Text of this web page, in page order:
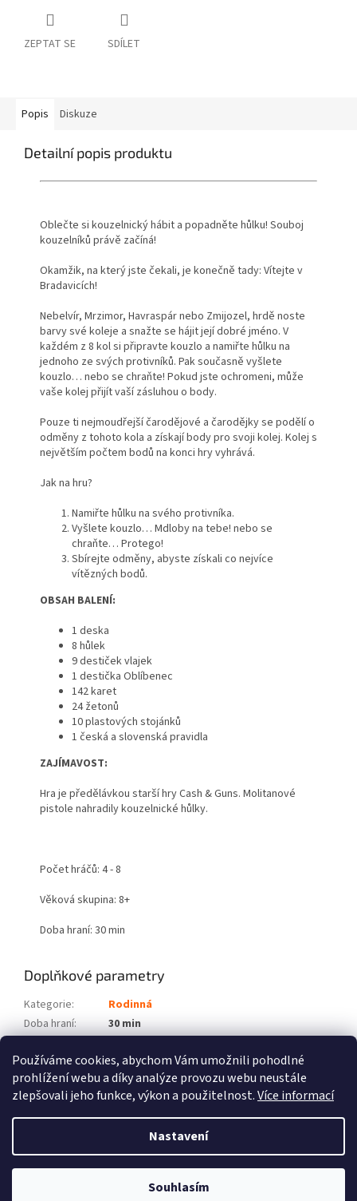
Používáme cookies, abychom Vám umožnili pohodlné
prohlížení webu a díky analýze provozu webu neustále
zlepšovali jeho funkce, výkon a použitelnost.Více informací
Nastavení
Souhlasím
ZEPTAT SE SDÍLET
Popis Diskuze
Detailní popis produktu
Oblečte si kouzelnický hábit a popadněte hůlku! Souboj
kouzelníků právě začíná!
Okamžik, na který jste čekali, je konečně tady: Vítejte v
Bradavicích!
Nebelvír, Mrzimor, Havraspár nebo Zmijozel, hrdě noste
barvy své koleje a snažte se hájit její dobré jméno. V
každém z 8 kol si připravte kouzlo a namiřte hůlku na
jednoho ze svých protivníků. Pak současně vyšlete
kouzlo… nebo se chraňte! Pokud jste ochromeni, může
vaše kolej přijít vaší zásluhou o body.
Pouze ti nejmoudřejší čarodějové a čarodějky se podělí o
odměny z tohoto kola a získají body pro svoji kolej. Kolej s
největším počtem bodů na konci hry vyhrává.
Jak na hru?
Namiřte hůlku na svého protivníka.
Vyšlete kouzlo… Mdloby na tebe! nebo se
chraňte… Protego!
Sbírejte odměny, abyste získali co nejvíce
vítězných bodů.
OBSAH BALENÍ:
1 deska
8 hůlek
9 destiček vlajek
1 destička Oblíbenec
142 karet
24 žetonů
10 plastových stojánků
1 česká a slovenská pravidla
ZAJÍMAVOST:
Hra je předělávkou starší hry Cash & Guns. Molitanové
pistole nahradily kouzelnické hůlky.
Počet hráčů: 4 - 8
Věková skupina: 8+
Doba hraní: 30 min
Doplňkové parametry
Kategorie:
Rodinná
Doba hraní:
30 min
Věková skupina: 8+
Vytvořil Shoptet
Fénix hry. Všechna práva vyhrazena.